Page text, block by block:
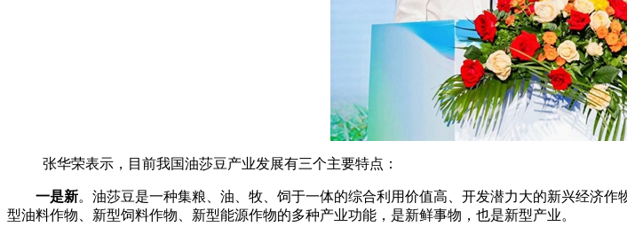
张华荣表示，目前我国油莎豆产业发展有三个主要特点：
一是新。油莎豆是一种集粮、油、牧、饲于一体的综合利用价值高、开发潜力大的新兴经济
型油料作物、新型饲料作物、新型能源作物的多种产业功能，是新鲜事物，也是新型产业。